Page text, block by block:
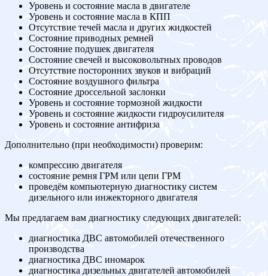
Уровень и состояние масла в двигателе
Уровень и состояние масла в КПП
Отсутствие течей масла и других жидкостей
Состояние приводных ремней
Состояние подушек двигателя
Состояние свечей и высоковольтных проводов
Отсутствие посторонних звуков и вибраций
Состояние воздушного фильтра
Состояние дроссельной заслонки
Уровень и состояние тормозной жидкости
Уровень и состояние жидкости гидроусилителя
Уровень и состояние антифриза
Дополнительно (при необходимости) проверим:
компрессию двигателя
состояние ремня ГРМ или цепи ГРМ
проведём компьютерную диагностику систем
дизельного или инжекторного двигателя
Мы предлагаем вам диагностику следующих двигателей:
диагностика ДВС автомобилей отечественного
производства
диагностика ДВС иномарок
диагностика дизельных двигателей автомобилей